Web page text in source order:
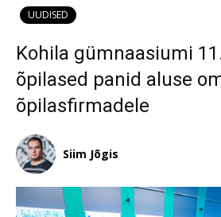
UUDISED
Kohila gümnaasiumi
õpilased panid aluse
õpilasfirmadele
Siim Jõgis